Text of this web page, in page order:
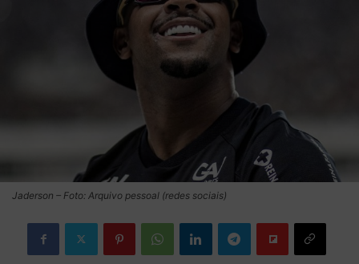
Jaderson – Foto: Arquivo pessoal (redes sociais)